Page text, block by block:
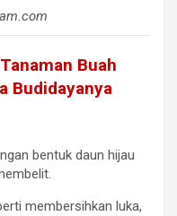
Buah
Budidayanya
bentuk daun hijau
membersihkan luka,